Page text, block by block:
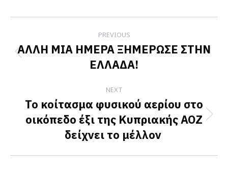
Facebook
X
LinkedIn
navigation
PREVIOUS
Previous
post:
ΑΛΛΗ ΜΙΑ ΗΜΕΡΑ ΞΗΜΕΡΩΣΕ ΣΤΗΝ
ΕΛΛΑΔΑ!
NEXT
Next
post:
Το κοίτασμα φυσικού αερίου στο
οικόπεδο έξι της Κυπριακής ΑΟΖ
δείχνει το μέλλον